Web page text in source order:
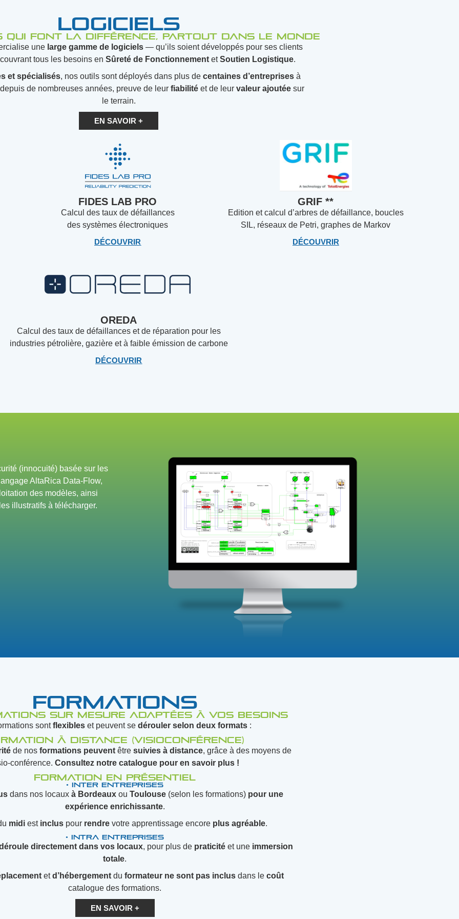
logiciels
qui font la différence, partout dans le monde
une large gamme de logiciels— qu’ils soient développés pour ses clients
tous les besoins enSûreté de Fonctionnement etSoutien Logistique.
et spécialisés, nos outils sont déployés dans plus de centaines d’entreprisesà
de nombreuses années, preuve de leurfiabilité et de leurvaleur ajoutée sur
le terrain.
EN SAVOIR +
FIDES LAB PRO
Calcul des taux de défaillances
des systèmes électroniques
DÉCOUVRIR
GRIF **
Edition et calcul d’arbres de défaillance, boucles
SIL, réseaux de Petri, graphes de Markov
DÉCOUVRIR
OREDA
Calcul des taux de défaillances et de réparation pour les
industries pétrolière, gazière et à faible émission de carbone
DÉCOUVRIR
(innocuité) basée sur les
AltaRica Data-Flow,
des modèles, ainsi
illustratifs à télécharger.
Formations
sur mesure adaptées à vos besoins
sontflexibleset peuvent se dérouler selon deux formats:
à distance (visioconférence)
de nos formations peuvent être suivies à distance, grâce à des moyens de
conférence. Consultez notre catalogue pour en savoir plus !
Formation en présentiel
• Inter entreprises
dans nos locaux à Bordeaux ou Toulouse (selon les formations) pour une
expérience enrichissante.
midi est inclus pour rendre votre apprentissage encore plus agréable.
• Intra entreprises
directement dans vos locaux, pour plus de praticité et une immersion
totale.
etd’hébergement du formateur ne sont pas inclus dans le coût
catalogue des formations.
EN SAVOIR +